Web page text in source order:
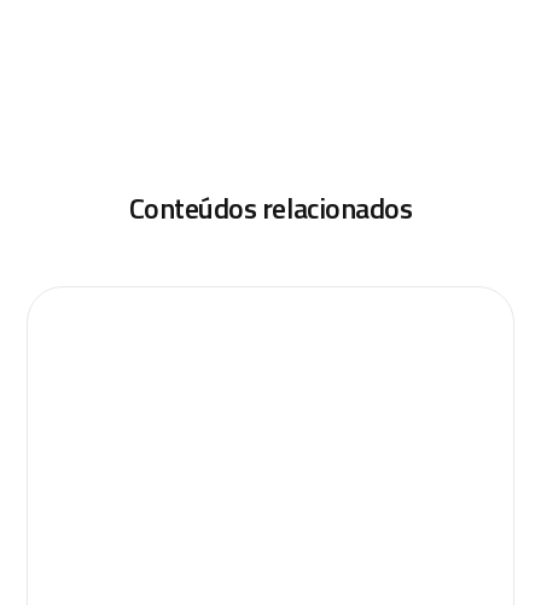
Conteúdos relacionados